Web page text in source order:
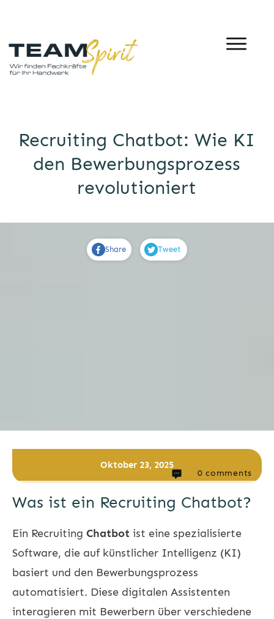
Recruiting Chatbot: Wie KI
den Bewerbungsprozess
revolutioniert
Share Tweet
Oktober 23, 2025
0 comments
Was ist ein Recruiting Chatbot?
Ein Recruiting Chatbot ist eine spezialisierte
Software, die auf künstlicher Intelligenz (KI)
basiert und den Bewerbungsprozess
automatisiert. Diese digitalen Assistenten
interagieren mit Bewerbern über verschiedene